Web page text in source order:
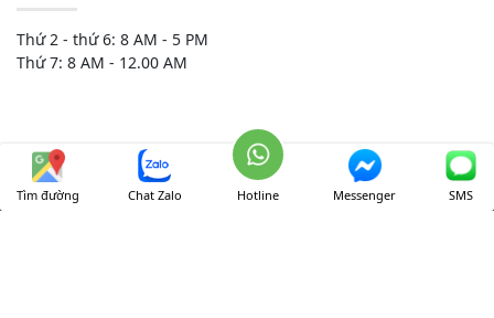
Thứ 2 - thứ 6: 8 AM - 5 PM
Thứ 7: 8 AM - 12.00 AM
CÔNG TY TNHH THIẾT BỊ VÀ HÓA CHẤT THÀNH TÍN
Tìm đường Chat Zalo Hotline Messenger SMS